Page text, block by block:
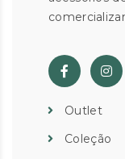
Outlet
Coleção